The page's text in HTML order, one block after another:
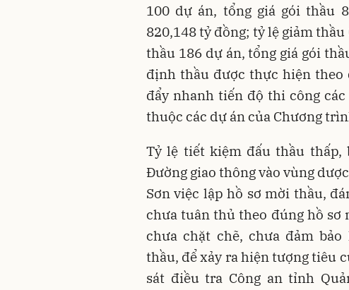
100 dự án, tổng giá gói thầu
820,148 tỷ đồng; tỷ lệ giảm
thầu 186 dự án, tổng giá gói
định thầu được thực hiện
đẩy nhanh tiến độ thi công
thuộc các dự án của Chương
Tỷ lệ tiết kiệm đấu thầu thấp,
Đường giao thông vào vùng
Sơn việc lập hồ sơ mời thầu,
chưa tuân thủ theo đúng hồ sơ
chưa chặt chẽ, chưa đảm
thầu, để xảy ra hiện tượng tiêu
sát điều tra Công an tỉnh